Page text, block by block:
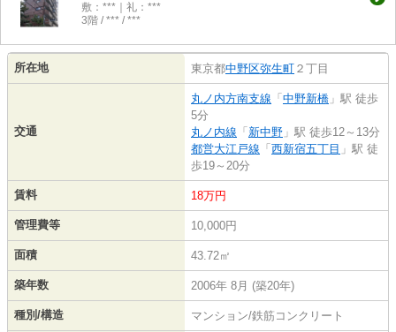
敷：***｜礼：***
3階 / *** / ***
所在地 東京都中野区弥生町 ２丁目
交通
丸ノ内方南支線 「 中野新橋 」駅 徒歩
5分
丸ノ内線 「 新中野 」駅 徒歩12～13分
都営大江戸線 「 西新宿五丁目 」駅 徒
歩19～20分
賃料 18万円
管理費等 10,000円
面積 43.72㎡
築年数 2006年 8月 (築20年)
種別/構造 マンション/鉄筋コンクリート